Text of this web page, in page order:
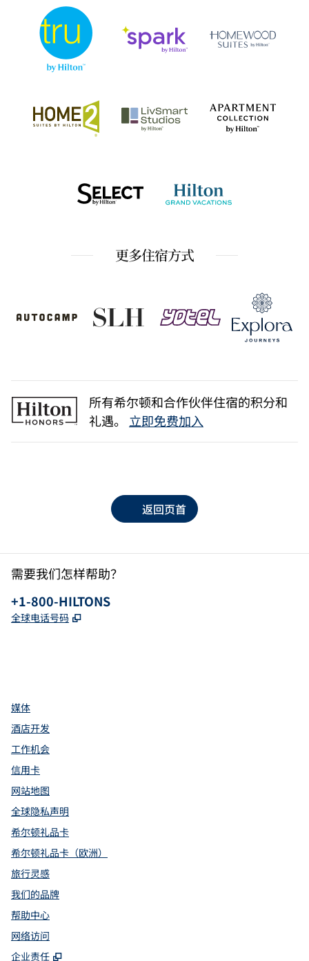
更多住宿方式
所有希尔顿和合作伙伴住宿的积分和
礼遇。
立即免费加入
返回页首
需要我们怎样帮助？
电话：
+1-800-HILTONS
全球电话号码 ,
媒体
酒店开发
工作机会
信用卡
网站地图
全球隐私声明
希尔顿礼品卡
希尔顿礼品卡（欧洲）
旅行灵感
我们的品牌
帮助中心
网络访问
企业责任
,